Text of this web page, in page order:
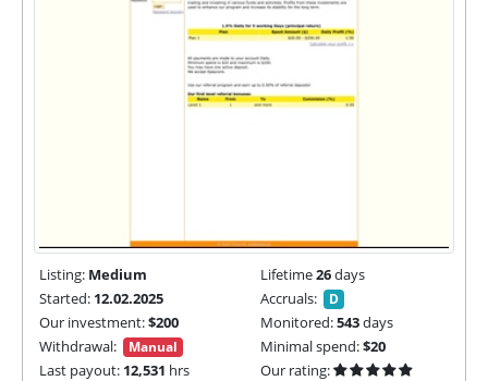
Listing: Medium Lifetime26days
Started: 12.02.2025 Accruals: D
Our investment:$200 Monitored:543days
Withdrawal:
Manual Minimal spend:$20
Last payout: 12,531 hrs
Our rating: